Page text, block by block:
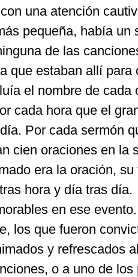
una atención
pequeña, había un
de las
que estaban allí para
el nombre de cada
cada hora que el
Por cada sermón
cien oraciones en la
era la oración, su
hora y día tras día.
en ese
los que fueron
y refrescados
o a uno de